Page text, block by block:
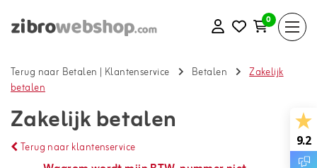
0
Terug naar Betalen | Klantenservice Betalen
Zakelijk
betalen
Zakelijk betalen
Terug naar klantenservice 9.2